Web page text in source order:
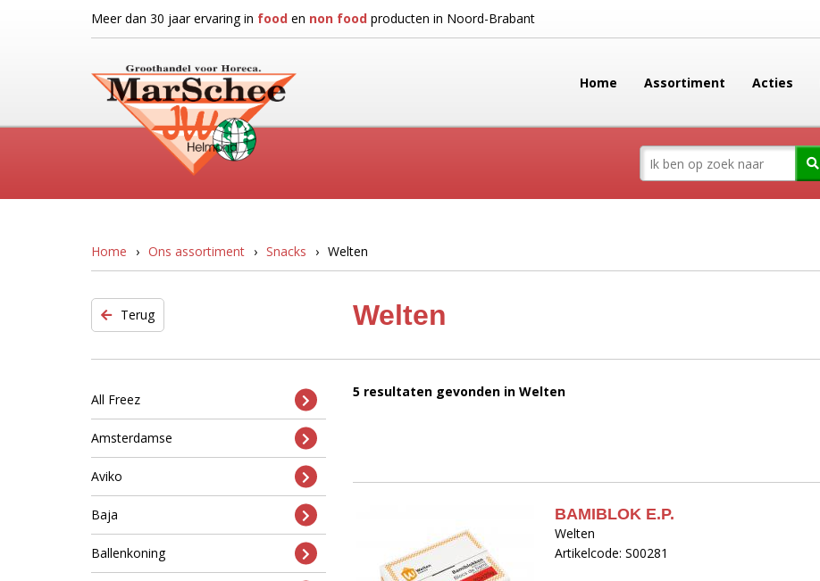
Meer dan 30 jaar ervaring in food en non food producten in Noord-Brabant
Home Assortiment Acties
Home Ons assortiment Snacks Welten
Terug Welten
All Freez
Amsterdamse
Aviko
Baja
Ballenkoning
5 resultaten gevonden in Welten
BAMIBLOK E.P.
Welten
Artikelcode: S00281